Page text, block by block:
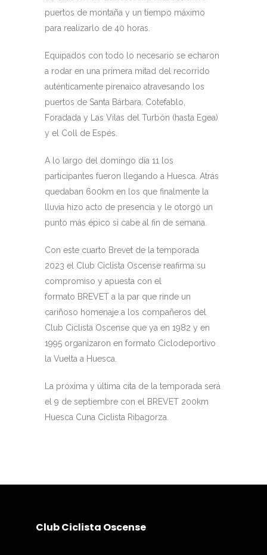
puertos de montaña y un tiempo máximo
para realizarlo de 40 horas.
Equipados con todo lo necesario se echaron
a rodar en una primera mitad del recorrido
auténticamente pirenaico atravesando los
puertos de Santa Bárbara, Cotefablo,
Foradada y Las Vilas del Turbón (hasta Egea)
y el Coll de Espés.
A lo largo del domingo día 11 los
participantes fueron llegando a Huesca. Atrás
quedaban 600km en los que finalmente la
lluvia hizo acto de presencia y le otorgó un
punto más épico si cabe al fin de semana.
Con este cuarto Brevet de la temporada
2023 el Club Ciclista Oscense reafirma su
compromiso y apuesta con el
formato BREVET a la par que rinde un
cariñoso homenaje a los compañeros del
Club Ciclista Oscense que ya en 1982 y en
1995 organizaron en formato Ciclodeportivo
la Vuelta a Huesca.
La próxima y última cita de la temporada será
el 9 de septiembre con el BREVET 200km
Huesca Cuna Ciclista Ribagorza.
Club Ciclista Oscense